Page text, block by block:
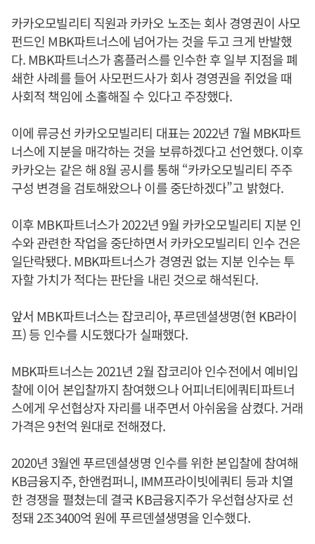
카카오모빌리티 직원과 카카오 노조는 회사 경영권이 사모
펀드인 MBK파트너스에 넘어가는 것을 두고 크게 반발했
다. MBK파트너스가 홈플러스를 인수한 후 일부 지점을 폐
쇄한 사례를 들어 사모펀드사가 회사 경영권을 쥐었을 때
사회적 책임에 소홀해질 수 있다고 주장했다.
이에 류긍선 카카오모빌리티 대표는 2022년 7월 MBK파트
너스에 지분을 매각하는 것을 보류하겠다고 선언했다. 이후
카카오는 같은 해 8월 공시를 통해 “카카오모빌리티 주주
구성 변경을 검토해왔으나 이를 중단하겠다”고 밝혔다.
이후 MBK파트너스가 2022년 9월 카카오모빌리티 지분 인
수와 관련한 작업을 중단하면서 카카오모빌리티 인수 건은
일단락됐다. MBK파트너스가 경영권 없는 지분 인수는 투
자할 가치가 적다는 판단을 내린 것으로 해석된다.
앞서 MBK파트너스는 잡코리아, 푸르덴셜생명(현 KB라이
프) 등 인수를 시도했다가 실패했다.
MBK파트너스는 2021년 2월 잡코리아 인수전에서 예비입
찰에 이어 본입찰까지 참여했으나 어피너티에쿼티파트너
스에게 우선협상자 자리를 내주면서 아쉬움을 삼켰다. 거래
가격은 9천억 원대로 전해졌다.
2020년 3월엔 푸르덴셜생명 인수를 위한 본입찰에 참여해
KB금융지주, 한앤컴퍼니, IMM프라이빗에쿼티 등과 치열
한 경쟁을 펼쳤는데 결국 KB금융지주가 우선협상자로 선
정돼 2조3400억 원에 푸르덴셜생명을 인수했다.